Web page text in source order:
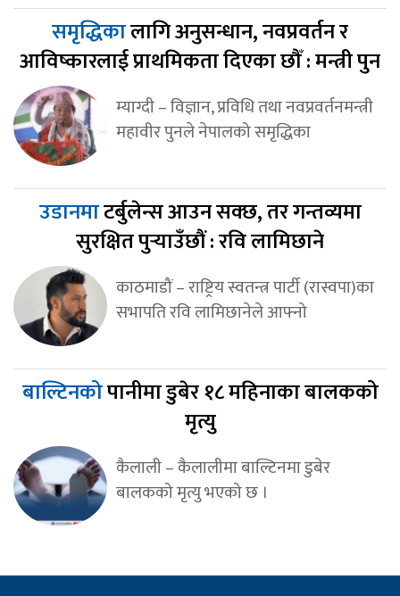
समृद्धिकालागि अनुसन्धान, नवप्रवर्तन र
आविष्कारलाई प्राथमिकता दिएका छौँ : मन्त्री पुन
म्याग्दी – विज्ञान, प्रविधि तथा नवप्रवर्तनमन्त्री
महावीर पुनले नेपालको समृद्धिका
उडानमाटर्बुलेन्स आउन सक्छ, तर गन्तव्यमा
सुरक्षित पुर्‍याउँछौं : रवि लामिछाने
काठमाडौं – राष्ट्रिय स्वतन्त्र पार्टी (रास्वपा)का
सभापति रवि लामिछानेले आफ्नो
बाल्टिनकोपानीमा डुबेर १८ महिनाका बालकको
मृत्यु
कैलाली – कैलालीमा बाल्टिनमा डुबेर
बालकको मृत्यु भएको छ ।